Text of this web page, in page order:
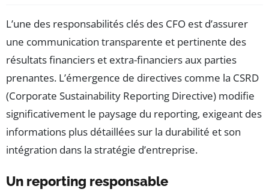
L’une des responsabilités clés des CFO est d’assurer
une communication transparente et pertinente des
résultats financiers et extra-financiers aux parties
prenantes. L’émergence de directives comme la CSRD
(Corporate Sustainability Reporting Directive) modifie
significativement le paysage du reporting, exigeant des
informations plus détaillées sur la durabilité et son
intégration dans la stratégie d’entreprise.
Un reporting responsable